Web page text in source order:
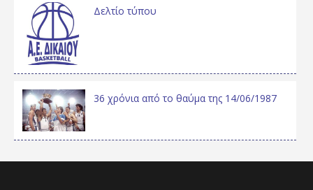
Δελτίο τύπου
36 χρόνια από το θαύμα της 14/06/1987